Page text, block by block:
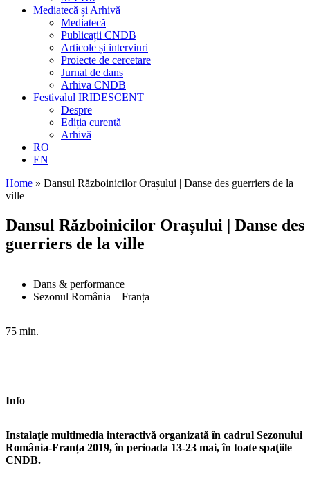
Mediatecă și Arhivă
Mediatecă
Publicații CNDB
Articole și interviuri
Proiecte de cercetare
Jurnal de dans
Arhiva CNDB
Festivalul IRIDESCENT
Despre
Ediția curentă
Arhivă
RO
EN
Home » Dansul Războinicilor Orașului | Danse des guerriers de la
ville
Dansul Războinicilor Orașului | Danse des
guerriers de la ville
Dans & performance
Sezonul România – Franța
75 min.
Info
Instalaţie multimedia interactivă organizată în cadrul Sezonului
România-Franța 2019, în perioada 13-23 mai, în toate spaţiile
CNDB.